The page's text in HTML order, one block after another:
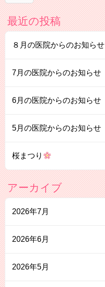
最近の投稿
８月の医院からのお知らせ
7月の医院からのお知らせ
6月の医院からのお知らせ
5月の医院からのお知らせ
桜まつり
アーカイブ
2026年7月
2026年6月
2026年5月